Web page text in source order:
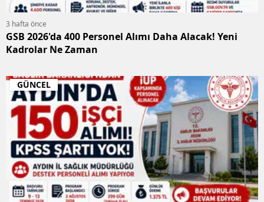
3 hafta önce
GSB 2026'da 400 Personel Alımı Daha Alacak! Yeni
Kadrolar Ne Zaman
GÜNCEL